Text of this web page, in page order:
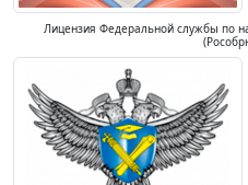
Лицензия Федеральной службы по